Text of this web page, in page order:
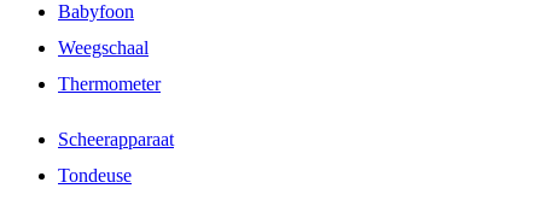
Babyfoon
Weegschaal
Thermometer
Scheerapparaat
Tondeuse